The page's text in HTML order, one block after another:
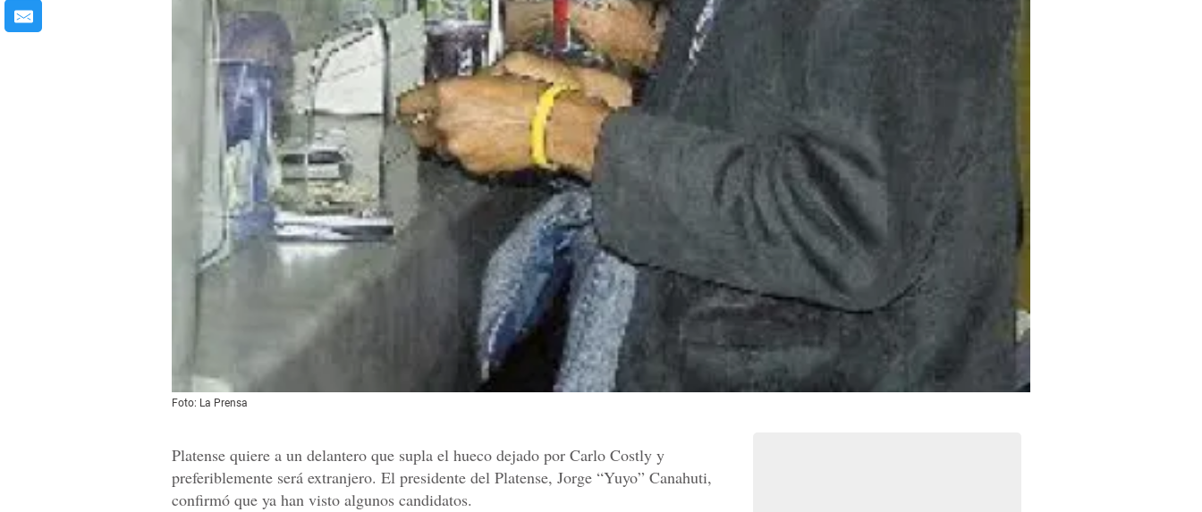
Foto: La Prensa
Platense quiere a un delantero que supla el hueco dejado por Carlo Costly y
preferiblemente será extranjero. El presidente del Platense, Jorge “Yuyo” Canahuti,
confirmó que ya han visto algunos candidatos.